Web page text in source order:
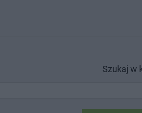
Szukaj w